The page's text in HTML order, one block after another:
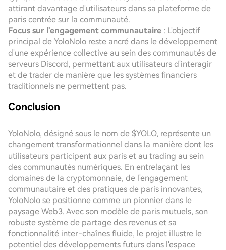
attirant davantage d'utilisateurs dans sa plateforme de
paris centrée sur la communauté.
Focus sur l'engagement communautaire : L'objectif
principal de YoloNolo reste ancré dans le développement
d'une expérience collective au sein des communautés de
serveurs Discord, permettant aux utilisateurs d'interagir
et de trader de manière que les systèmes financiers
traditionnels ne permettent pas.
Conclusion
YoloNolo, désigné sous le nom de $YOLO, représente un
changement transformationnel dans la manière dont les
utilisateurs participent aux paris et au trading au sein
des communautés numériques. En entrelaçant les
domaines de la cryptomonnaie, de l'engagement
communautaire et des pratiques de paris innovantes,
YoloNolo se positionne comme un pionnier dans le
paysage Web3. Avec son modèle de paris mutuels, son
robuste système de partage des revenus et sa
fonctionnalité inter-chaînes fluide, le projet illustre le
potentiel des développements futurs dans l'espace